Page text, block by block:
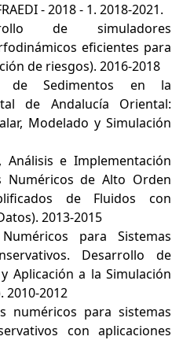
- 2018 - 1. 2018-2021.
de simuladores
eficientes para
de riesgos). 2016-2018
de Sedimentos en la
de Andalucía Oriental:
Modelado y Simulación
Análisis e Implementación
Numéricos de Alto Orden
de Fluidos con
2013-2015
para Sistemas
Desarrollo de
Aplicación a la Simulación
2010-2012
numéricos para sistemas
con aplicaciones